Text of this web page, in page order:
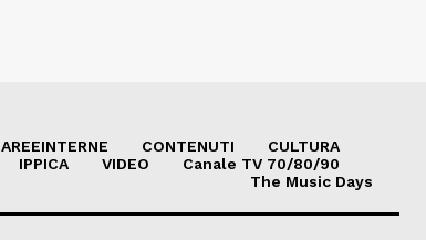
AREEINTERNE CONTENUTI
CULTURA
IPPICA VIDEO
Canale TV 70/80/90
The Music Days